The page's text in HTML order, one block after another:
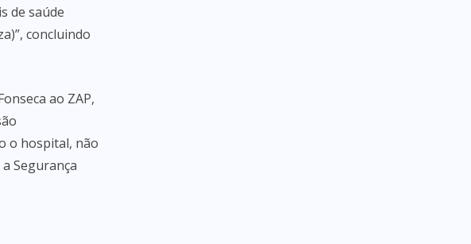
de saúde
concluindo
ao ZAP,
o hospital, não
Segurança